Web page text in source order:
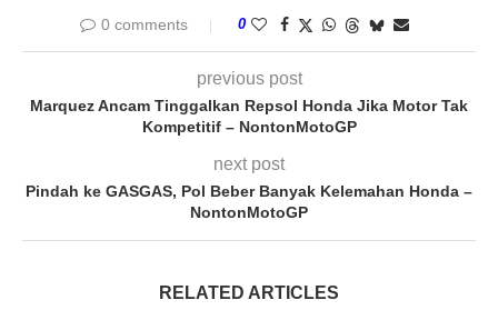
0 comments 0
previous post
Marquez Ancam Tinggalkan Repsol Honda Jika Motor Tak
Kompetitif – NontonMotoGP
next post
Pindah ke GASGAS, Pol Beber Banyak Kelemahan Honda –
NontonMotoGP
RELATED ARTICLES